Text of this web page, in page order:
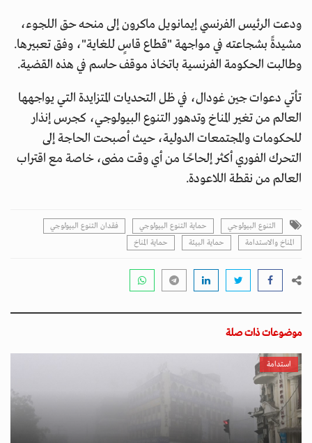
ودعت الرئيس الفرنسي إيمانويل ماكرون إلى منحه حق اللجوء،
مشيدةً بشجاعته في مواجهة "قطاع قاسٍ للغاية"، وفق تعبيرها.
وطالبت الحكومة الفرنسية باتخاذ موقف حاسم في هذه القضية.
تأتي دعوات جين غودال، في ظل التحديات المتزايدة التي يواجهها
العالم من تغير المناخ وتدهور التنوع البيولوجي، كجرس إنذار
للحكومات والمجتمعات الدولية، حيث أصبحت الحاجة إلى
التحرك الفوري أكثر إلحاحًا من أي وقت مضى، خاصة مع اقتراب
العالم من نقطة اللاعودة.
التنوع البيولوجي حماية التنوع البيولوجي
فقدان التنوع البيولوجي
المناخ والاستدامة
حماية البيئة حماية المناخ
موضوعات ذات صلة
استدامة